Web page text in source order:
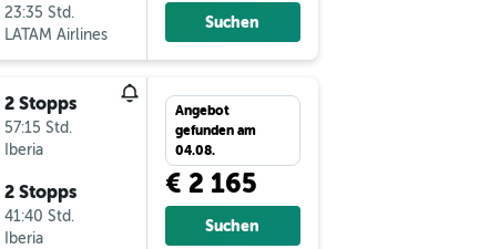
23:35 Std.
LATAM Airlines
Suchen
2 Stopps
57:15 Std.
Iberia
2 Stopps
41:40 Std.
Iberia
Angebot
gefunden am
04.08.
€ 2 165
Suchen